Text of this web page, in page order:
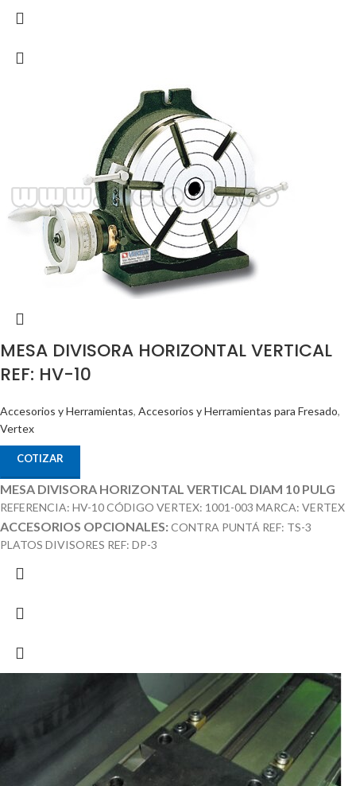
MESA DIVISORA HORIZONTAL VERTICAL
REF: HV-10
Accesorios y Herramientas, Accesorios y Herramientas para Fresado,
Vertex
COTIZAR
MESA DIVISORA HORIZONTAL VERTICAL DIAM 10 PULG
REFERENCIA: HV-10 CÓDIGO VERTEX: 1001-003 MARCA: VERTEX
ACCESORIOS OPCIONALES:CONTRA PUNTÁ REF: TS-3
PLATOS DIVISORES REF: DP-3